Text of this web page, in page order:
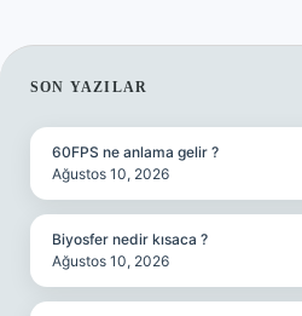
SIDEBAR
SON YAZILAR
60FPS ne anlama gelir ?
Ağustos 10, 2026
Biyosfer nedir kısaca ?
Ağustos 10, 2026